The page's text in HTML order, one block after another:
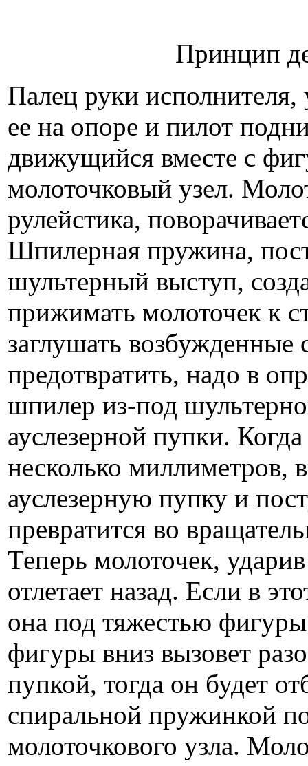
Принцип
Палец руки исполнителя,
ее на опоре и пилот
движущийся вместе с
молоточковый узел.
рулейстика,
Шпилерная пружина,
шультерный выступ,
прижимать молоточек к
заглушать
предотвратить, надо в
шпилер из-под
ауслезерной пупки.
несколько миллиметров,
ауслезерную пупку и
превратится во
Теперь молоточек,
отлетает на­зад. Если в
она под тяжестью
фигуры вниз вызовет
пупкой, тогда он будет
спиральной пружинкой
молоточкового узла.